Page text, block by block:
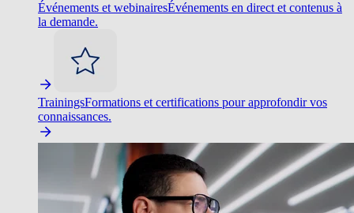
Événements et webinairesÉvénements en direct et contenus à
la demande.
TrainingsFormations et certifications pour approfondir vos
connaissances.